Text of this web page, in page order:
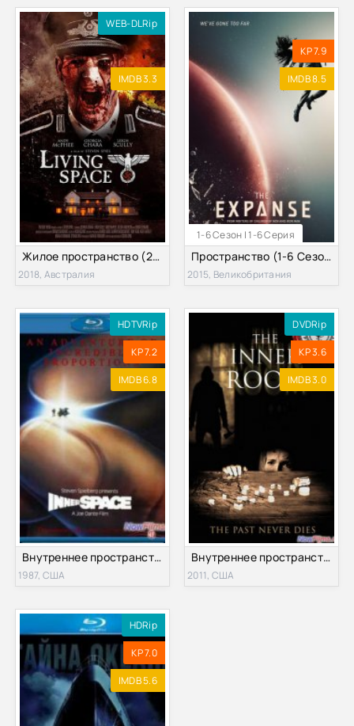
WEB-DLRip
IMDB 3.3
Жилое пространство (2018)
2018, Австралия
1-6 Сезон | 1-6 Серия
KP 7.9
IMDB 8.5
Пространство (1-6 Сезон)
2015, Великобритания
HDTVRip
KP 7.2
IMDB 6.8
Внутреннее пространство (1987)
1987, США
DVDRip
KP 3.6
IMDB 3.0
Внутреннее пространство (2011)
2011, США
HDRip
KP 7.0
IMDB 5.6